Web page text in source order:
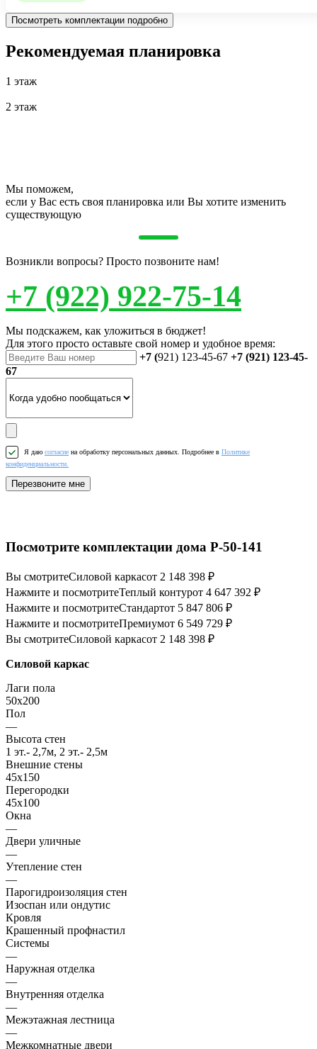
Посмотреть комплектации подробно
Рекомендуемая планировка
1 этаж
2 этаж
Мы поможем,
если у Вас есть своя планировка или Вы хотите изменить
существующую
Возникли вопросы? Просто позвоните нам!
+7 (922) 922-75-14
Мы подскажем, как уложиться в бюджет!
Для этого просто оставьте свой номер и удобное время:
+7 (921) 123-45-67 +7 (921) 123-45-
67
Я даю согласие на обработку персональных данных. Подробнее в Политике
конфиденциальности.
Перезвоните мне
Посмотрите комплектации дома P-50-141
Вы смотритеСиловой каркасот 2 148 398 ₽
Нажмите и посмотритеТеплый контурот 4 647 392 ₽
Нажмите и посмотритеСтандартот 5 847 806 ₽
Нажмите и посмотритеПремиумот 6 549 729 ₽
Вы смотритеСиловой каркасот 2 148 398 ₽
Силовой каркас
Лаги пола
50x200
Пол
—
Высота стен
1 эт.- 2,7м, 2 эт.- 2,5м
Внешние стены
45х150
Перегородки
45х100
Окна
—
Двери уличные
—
Утепление стен
—
Парогидроизоляция стен
Изоспан или ондутис
Кровля
Крашенный профнастил
Системы
—
Наружная отделка
—
Внутренняя отделка
—
Межэтажная лестница
—
Межкомнатные двери